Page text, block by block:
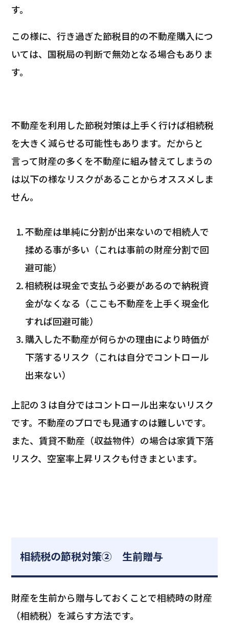
す。
この様に、行き過ぎた節税目的の不動産購入につ
いては、国税局の判断で無効となる場合もありま
す。
不動産を利用した節税対策は上手く行けば相続税
を大きく減らせる可能性もあります。だからと
言って財産の多くを不動産に組み替えてしまうの
は以下の様なリスクがあることからオススメしま
せん。
不動産は単純に分割が出来ないので相続人で
揉める事が多い（これは事前の財産分割で回
避可能）
相続税は現金で支払う必要があるので納税資
金がなくなる（ここも不動産を上手く現金化
すれば回避可能）
購入した不動産が何らかの理由により時価が
下落するリスク（これは自分でコントロール
出来ない）
上記の３は自分ではコントロール出来ないリスク
です。不動産のプロでも見通すのは難しいです。
また、賃貸不動産（収益物件）の場合は家賃下落
リスク、空室率上昇リスクも付きまといます。
相続税の節税対策② 生前贈与
財産を生前から贈与しておくことで相続時の財産
（相続税）を減らす方法です。